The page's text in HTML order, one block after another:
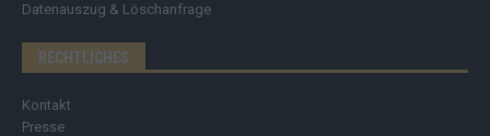
Datenauszug & Löschanfrage
RECHTLICHES
Kontakt
Presse